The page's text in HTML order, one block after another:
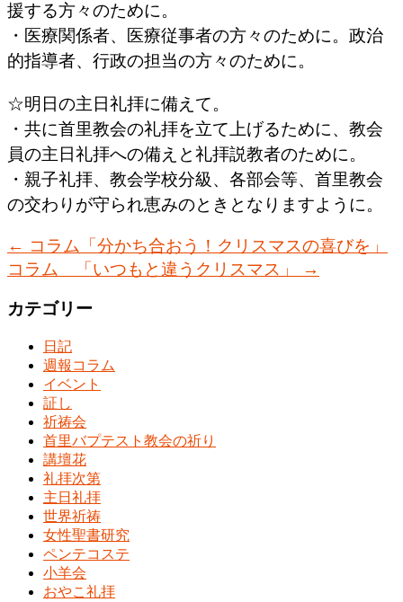
援する方々のために。
・医療関係者、医療従事者の方々のために。政治
的指導者、行政の担当の方々のために。
☆明日の主日礼拝に備えて。
・共に首里教会の礼拝を立て上げるために、教会
員の主日礼拝への備えと礼拝説教者のために。
・親子礼拝、教会学校分級、各部会等、首里教会
の交わりが守られ恵みのときとなりますように。
← コラム「分かち合おう！クリスマスの喜びを」
コラム 「いつもと違うクリスマス」
→
カテゴリー
日記
週報コラム
イベント
証し
祈祷会
首里バプテスト教会の祈り
講壇花
礼拝次第
主日礼拝
世界祈祷
女性聖書研究
ペンテコステ
小羊会
おやこ礼拝